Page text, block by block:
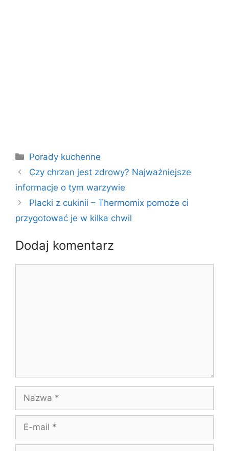
Kategorie
Porady kuchenne
Czy chrzan jest zdrowy? Najważniejsze
informacje o tym warzywie
Placki z cukinii – Thermomix pomoże ci
przygotować je w kilka chwil
Dodaj komentarz
Nazwa